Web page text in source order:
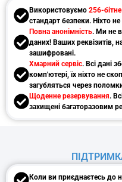
Використовуємо 256-
стандарт безпеки. Ніхто
Повна анонімність. Ми не
даних! Ваших реквізитів,
зашифровані.
Хмарний сервіс. Всі дані
комп'ютері, їх ніхто не
загубляться через
Щоденне резервування.
захищені багаторазовим
Коли ви приєднаєтесь до